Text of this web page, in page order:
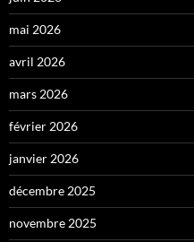
mai 2026
avril 2026
mars 2026
février 2026
janvier 2026
décembre 2025
novembre 2025